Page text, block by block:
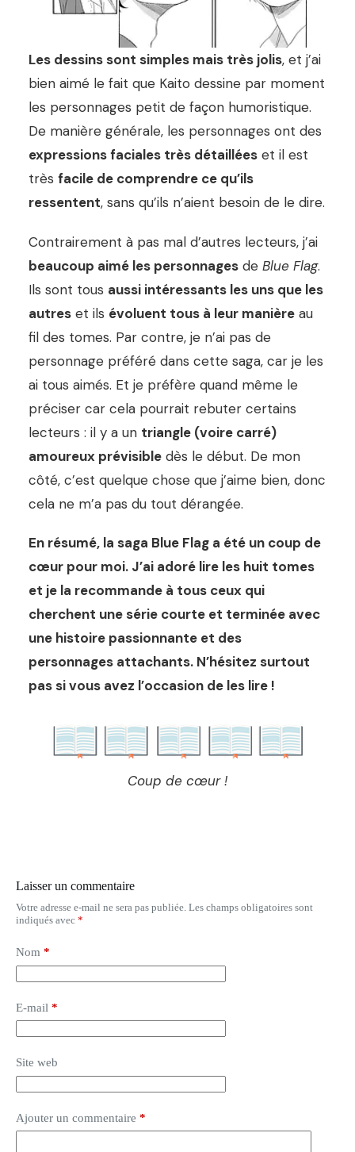
Les dessins sont simples mais très jolis, et j’ai
bien aimé le fait que Kaito dessine par moment
les personnages petit de façon humoristique.
De manière générale, les personnages ont des
expressions faciales très détaillées et il est
très facile de comprendre ce qu’ils
ressentent, sans qu’ils n’aient besoin de le dire.
Contrairement à pas mal d’autres lecteurs, j’ai
beaucoup aimé les personnages de Blue Flag.
Ils sont tous aussi intéressants les uns que les
autres et ils évoluent tous à leur manière au
fil des tomes. Par contre, je n’ai pas de
personnage préféré dans cette saga, car je les
ai tous aimés. Et je préfère quand même le
préciser car cela pourrait rebuter certains
lecteurs : il y a un triangle (voire carré)
amoureux prévisible dès le début. De mon
côté, c’est quelque chose que j’aime bien, donc
cela ne m’a pas du tout dérangée.
En résumé, la saga Blue Flag a été un coup de
cœur pour moi. J’ai adoré lire les huit tomes
et je la recommande à tous ceux qui
cherchent une série courte et terminée avec
une histoire passionnante et des
personnages attachants. N’hésitez surtout
pas si vous avez l’occasion de les lire !
Coup de cœur !
Laisser un commentaire
Votre adresse e-mail ne sera pas publiée. Les champs obligatoires sont
indiqués avec *
Nom *
E-mail *
Site web
Ajouter un commentaire *